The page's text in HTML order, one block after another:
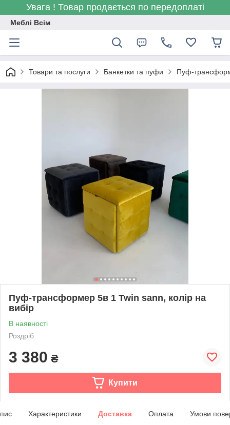
Увага ! Товар продається по передоплаті
Меблі Всім
Товари та послуги Банкетки та пуфи Пуф-
Пуф-трансформер 5в 1 Twin sann, колір на
вибір
В наявності
Роздріб
3 380 ₴
Купити
Характеристики Доставка Оплата Умови